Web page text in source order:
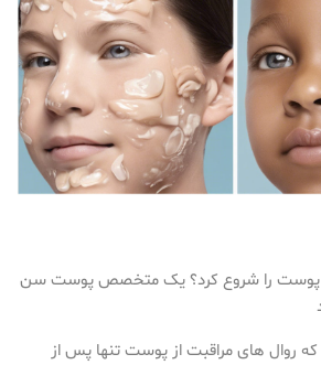
از پوست را شروع کرد؟ یک متخصص پوست سن
روال های مراقبت از پوست تنها پس از